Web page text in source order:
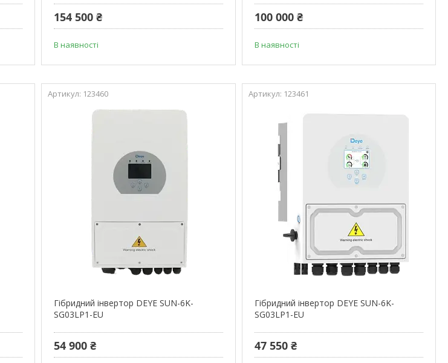
154 500 ₴
В наявності
100 000 ₴
В наявності
123460
Гібридний інвертор DEYE SUN-6K-
SG03LP1-EU
54 900 ₴
123461
Гібридний інвертор DEYE SUN-6K-
SG03LP1-EU
47 550 ₴